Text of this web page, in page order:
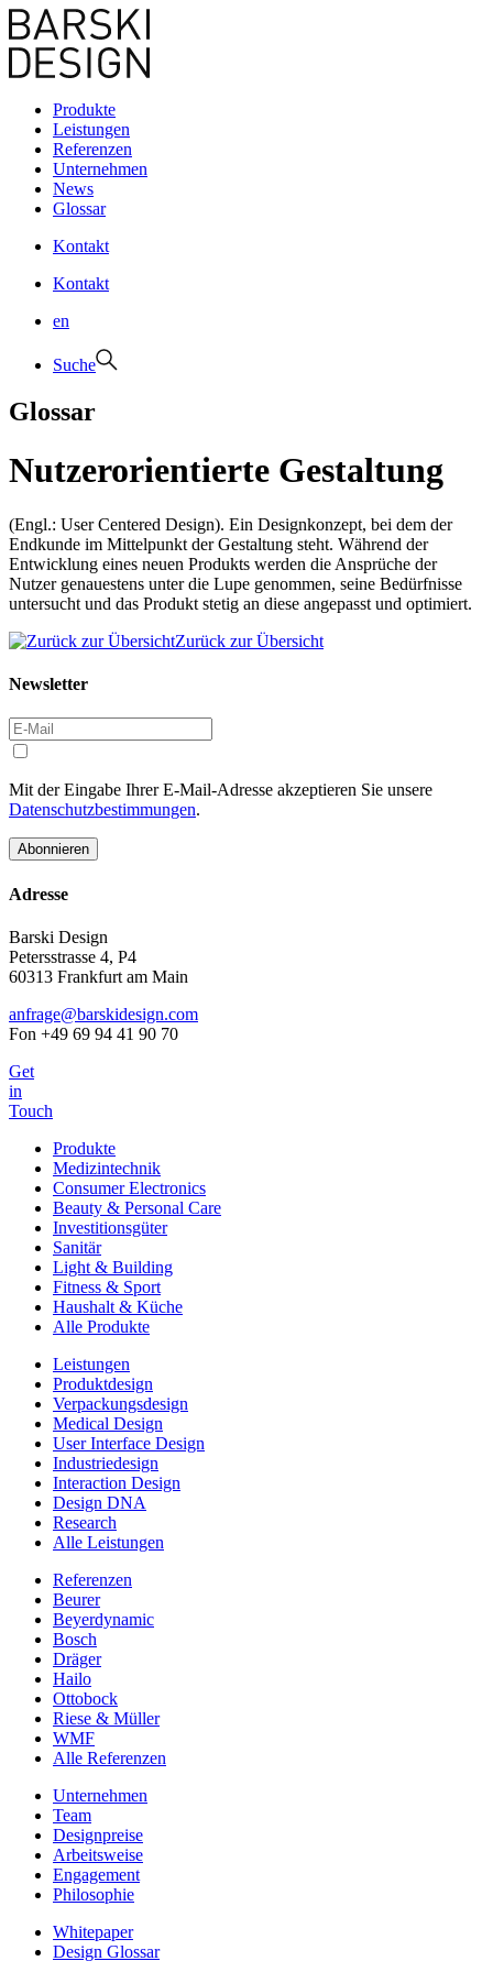
Produkte
Leistungen
Referenzen
Unternehmen
News
Glossar
Kontakt
Kontakt
en
Suche
Glossar
Nutzerorientierte Gestaltung
(Engl.: User Centered Design). Ein Designkonzept, bei dem der
Endkunde im Mittelpunkt der Gestaltung steht. Während der
Entwicklung eines neuen Produkts werden die Ansprüche der
Nutzer genauestens unter die Lupe genommen, seine Bedürfnisse
untersucht und das Produkt stetig an diese angepasst und optimiert.
Zurück zur Übersicht
Newsletter
Mit der Eingabe Ihrer E-Mail-Adresse akzeptieren Sie unsere
Datenschutzbestimmungen.
Adresse
Barski Design
Petersstrasse 4, P4
60313 Frankfurt am Main
anfrage@barskidesign.com
Fon +49 69 94 41 90 70
Get
in
Touch
Produkte
Medizintechnik
Consumer Electronics
Beauty & Personal Care
Investitionsgüter
Sanitär
Light & Building
Fitness & Sport
Haushalt & Küche
Alle Produkte
Leistungen
Produktdesign
Verpackungsdesign
Medical Design
User Interface Design
Industriedesign
Interaction Design
Design DNA
Research
Alle Leistungen
Referenzen
Beurer
Beyerdynamic
Bosch
Dräger
Hailo
Ottobock
Riese & Müller
WMF
Alle Referenzen
Unternehmen
Team
Designpreise
Arbeitsweise
Engagement
Philosophie
Whitepaper
Design Glossar